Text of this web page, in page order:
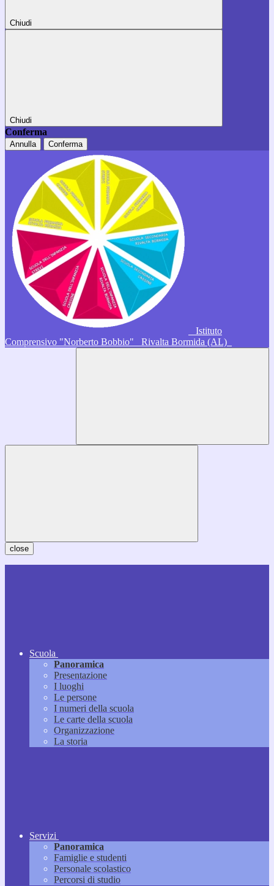
Chiudi
Chiudi
Conferma
Annulla Conferma
Istituto
Comprensivo "Norberto Bobbio"
Rivalta Bormida (AL)
close
Scuola
Panoramica
Presentazione
I luoghi
Le persone
I numeri della scuola
Le carte della scuola
Organizzazione
La storia
Servizi
Panoramica
Famiglie e studenti
Personale scolastico
Percorsi di studio